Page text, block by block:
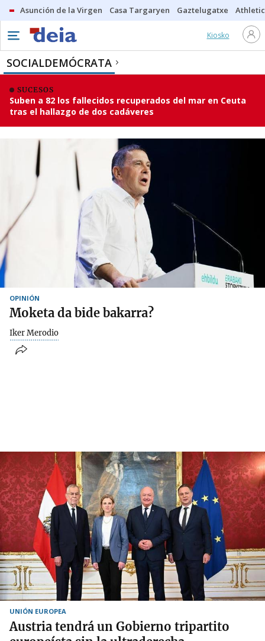
Asunción de la Virgen Casa Targaryen Gaztelugatxe Athletic
Kiosko
SOCIALDEMÓCRATA
SUCESOS
Suben a 82 los fallecidos recuperados del mar en Ceuta
tras el hallazgo de dos cadáveres
OPINIÓN
Moketa da bide bakarra?
Iker Merodio
UNIÓN EUROPEA
Austria tendrá un Gobierno tripartito